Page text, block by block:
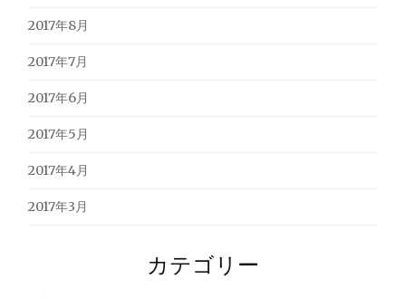
2017年8月
2017年7月
2017年6月
2017年5月
2017年4月
2017年3月
カテゴリー